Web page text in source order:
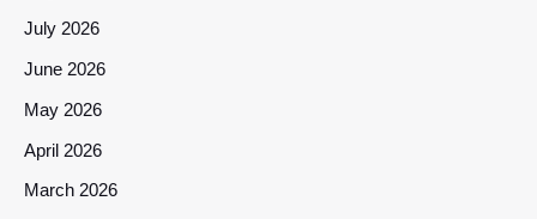
July 2026
June 2026
May 2026
April 2026
March 2026